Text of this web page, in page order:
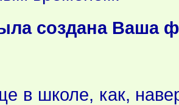
создана Ваша
школе, как,